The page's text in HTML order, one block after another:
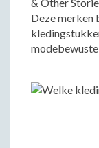
Deze merken